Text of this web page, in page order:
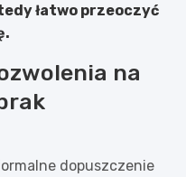
łatwo przeoczyć
na
dopuszczenie